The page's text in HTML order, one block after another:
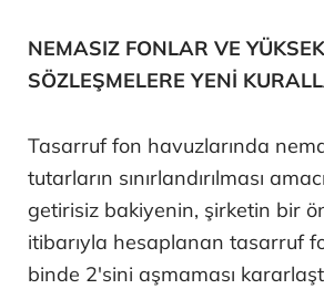
NEMASIZ FONLAR VE
SÖZLEŞMELERE YENİ
Tasarruf fon havuzlarında
tutarların sınırlandırılması
getirisiz bakiyenin, şirketin bir
itibarıyla hesaplanan tasarruf
binde 2'sini aşmaması